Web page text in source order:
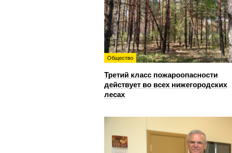
Общество
Третий класс пожароопасности
действует во всех нижегородских
лесах